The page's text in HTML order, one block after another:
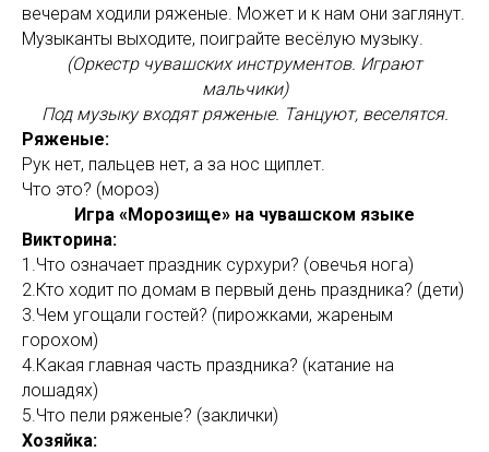
вечерам ходили ряженые. Может и к нам они заглянут.
Музыканты выходите, поиграйте весёлую музыку.
(Оркестр чувашских инструментов. Играют
мальчики)
Под музыку входят ряженые. Танцуют, веселятся.
Ряженые:
Рук нет, пальцев нет, а за нос щиплет.
Что это? (мороз)
Игра «Морозище» на чувашском языке
Викторина:
1.Что означает праздник сурхури? (овечья нога)
2.Кто ходит по домам в первый день праздника? (дети)
3.Чем угощали гостей? (пирожками, жареным
горохом)
4.Какая главная часть праздника? (катание на
лошадях)
5.Что пели ряженые? (заклички)
Хозяйка: